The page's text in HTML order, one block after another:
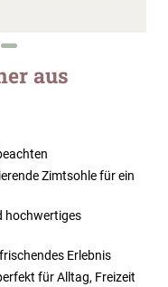
aus
Zimtsohle für ein
hochwertiges
Erlebnis
für Alltag, Freizeit